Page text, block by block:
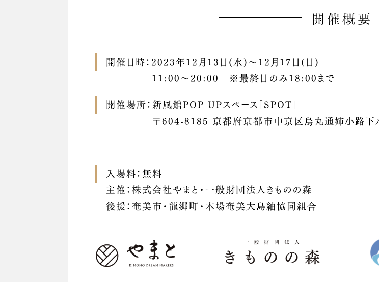
開催概要
開催日時：2023年12月13日(水)～12月17日(日)
11:00〜20:00 ※最終日のみ18:00まで
開催場所：新風館POP UPスペース「SPOT」
〒604-8185 京都府京都市中京区烏丸通姉小路下
入場料：無料
主催：株式会社やまと・一般財団法人きものの森
後援：奄美市・龍郷町・本場奄美大島紬協同組合